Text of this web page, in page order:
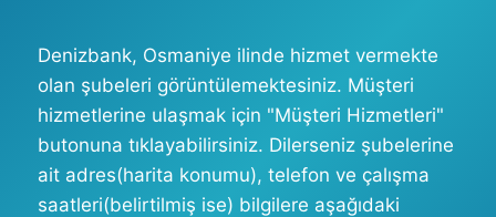
Denizbank, Osmaniye ilinde hizmet vermekte
olan şubeleri görüntülemektesiniz. Müşteri
hizmetlerine ulaşmak için "Müşteri Hizmetleri"
butonuna tıklayabilirsiniz. Dilerseniz şubelerine
ait adres(harita konumu), telefon ve çalışma
saatleri(belirtilmiş ise) bilgilere aşağıdaki